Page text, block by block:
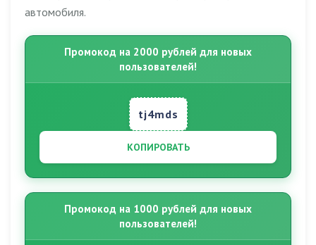
автомобиля.
Промокод на 2000 рублей для новых
пользователей!
tj4mds
КОПИРОВАТЬ
Промокод на 1000 рублей для новых
пользователей!